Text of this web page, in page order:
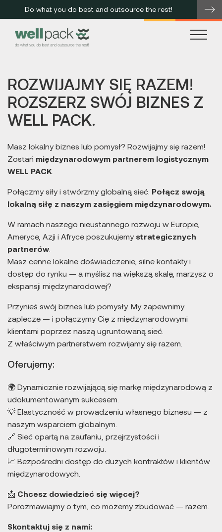
Do what you do best and outsource the rest!
ROZWIJAJMY SIĘ RAZEM!
ROZSZERZ SWÓJ BIZNES Z
WELL PACK.
Masz lokalny biznes lub pomysł? Rozwijajmy się razem!
Zostań międzynarodowym partnerem logistycznym
WELL PACK
Połączmy siły i stwórzmy globalną sieć. Połącz swoją
lokalną siłę z naszym zasięgiem międzynarodowym.
W ramach naszego nieustannego rozwoju w Europie,
Ameryce, Azji i Afryce poszukujemy strategicznych
partnerów
Masz cenne lokalne doświadczenie, silne kontakty i
dostęp do rynku — a myślisz na większą skalę, marzysz o
ekspansji międzynarodowej?
Przynieś swój biznes lub pomysły. My zapewnimy
zaplecze — i połączymy Cię z międzynarodowymi
klientami poprzez naszą ugruntowaną sieć.
Z właściwym partnerstwem rozwijamy się razem.
Oferujemy:
🌍 Dynamicznie rozwijającą się markę międzynarodową z
udokumentowanym sukcesem.
💡 Elastyczność w prowadzeniu własnego biznesu — z
naszym wsparciem globalnym.
🔗 Sieć opartą na zaufaniu, przejrzystości i
długoterminowym rozwoju.
📈 Bezpośredni dostęp do dużych kontraktów i klientów
międzynarodowych.
📩 Chcesz dowiedzieć się więcej?
Porozmawiajmy o tym, co możemy zbudować — razem.
Skontaktuj się z nami: